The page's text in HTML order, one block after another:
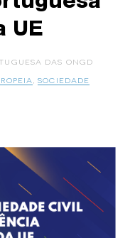
UE
DAS ONGD
,SOCIEDADE